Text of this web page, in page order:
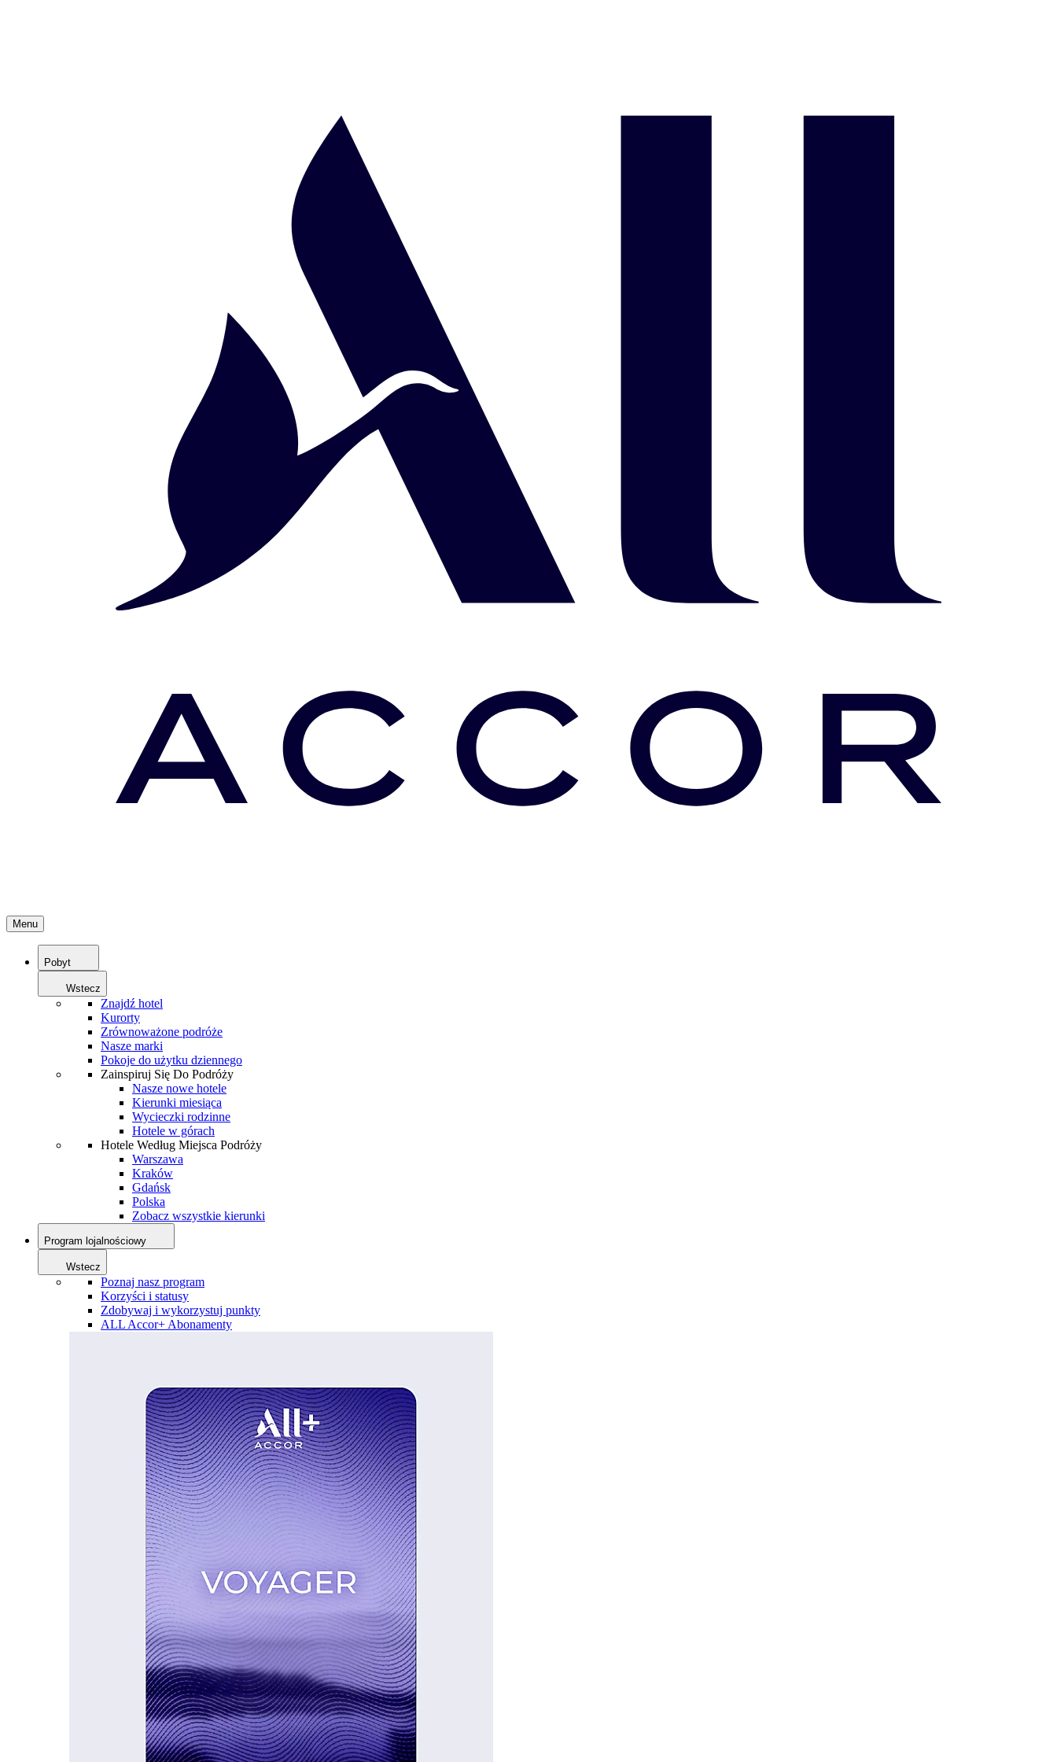
Menu
Pobyt
Wstecz
Znajdź hotel
Kurorty
Zrównoważone podróże
Nasze marki
Pokoje do użytku dziennego
Zainspiruj Się Do Podróży
Nasze nowe hotele
Kierunki miesiąca
Wycieczki rodzinne
Hotele w górach
Hotele Według Miejsca Podróży
Warszawa
Kraków
Gdańsk
Polska
Zobacz wszystkie kierunki
Program lojalnościowy
Wstecz
Poznaj nasz program
Korzyści i statusy
Zdobywaj i wykorzystuj punkty
ALL Accor+ Abonamenty